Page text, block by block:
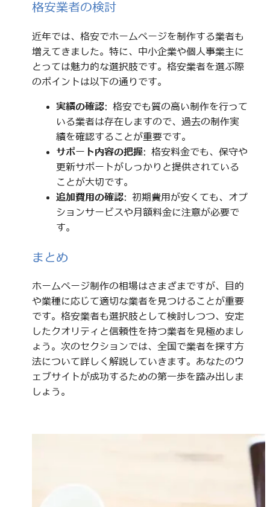
格安業者の検討
近年では、格安でホームページを制作する業者も
増えてきました。特に、中小企業や個人事業主に
とっては魅力的な選択肢です。格安業者を選ぶ際
のポイントは以下の通りです。
実績の確認: 格安でも質の高い制作を行って
いる業者は存在しますので、過去の制作実
績を確認することが重要です。
サポート内容の把握: 格安料金でも、保守や
更新サポートがしっかりと提供されている
ことが大切です。
追加費用の確認: 初期費用が安くても、オプ
ションサービスや月額料金に注意が必要で
す。
まとめ
ホームページ制作の相場はさまざまですが、目的
や業種に応じて適切な業者を見つけることが重要
です。格安業者も選択肢として検討しつつ、安定
したクオリティと信頼性を持つ業者を見極めまし
ょう。次のセクションでは、全国で業者を探す方
法について詳しく解説していきます。あなたのウ
ェブサイトが成功するための第一歩を踏み出しま
しょう。